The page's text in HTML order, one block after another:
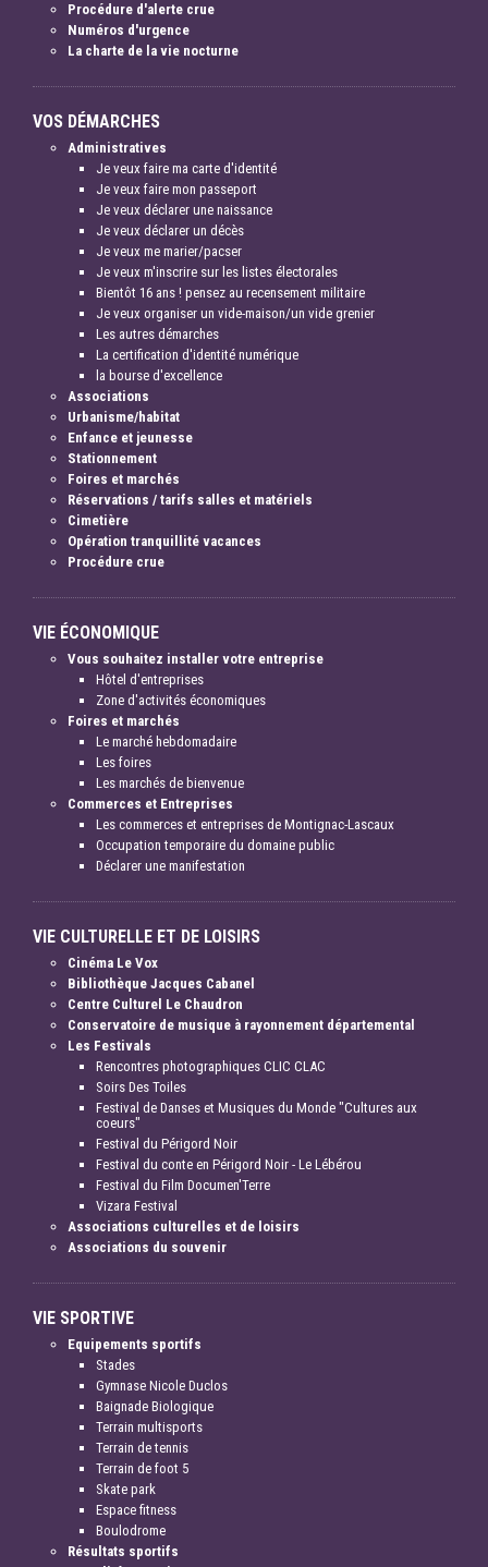
Procédure d'alerte crue
Numéros d'urgence
La charte de la vie nocturne
VOS DÉMARCHES
Administratives
Je veux faire ma carte d'identité
Je veux faire mon passeport
Je veux déclarer une naissance
Je veux déclarer un décès
Je veux me marier/pacser
Je veux m'inscrire sur les listes électorales
Bientôt 16 ans ! pensez au recensement militaire
Je veux organiser un vide-maison/un vide grenier
Les autres démarches
La certification d'identité numérique
la bourse d'excellence
Associations
Urbanisme/habitat
Enfance et jeunesse
Stationnement
Foires et marchés
Réservations / tarifs salles et matériels
Cimetière
Opération tranquillité vacances
Procédure crue
VIE ÉCONOMIQUE
Vous souhaitez installer votre entreprise
Hôtel d'entreprises
Zone d'activités économiques
Foires et marchés
Le marché hebdomadaire
Les foires
Les marchés de bienvenue
Commerces et Entreprises
Les commerces et entreprises de Montignac-Lascaux
Occupation temporaire du domaine public
Déclarer une manifestation
VIE CULTURELLE ET DE LOISIRS
Cinéma Le Vox
Bibliothèque Jacques Cabanel
Centre Culturel Le Chaudron
Conservatoire de musique à rayonnement départemental
Les Festivals
Rencontres photographiques CLIC CLAC
Soirs Des Toiles
Festival de Danses et Musiques du Monde "Cultures aux
coeurs"
Festival du Périgord Noir
Festival du conte en Périgord Noir - Le Lébérou
Festival du Film Documen'Terre
Vizara Festival
Associations culturelles et de loisirs
Associations du souvenir
VIE SPORTIVE
Equipements sportifs
Stades
Gymnase Nicole Duclos
Baignade Biologique
Terrain multisports
Terrain de tennis
Terrain de foot 5
Skate park
Espace fitness
Boulodrome
Résultats sportifs